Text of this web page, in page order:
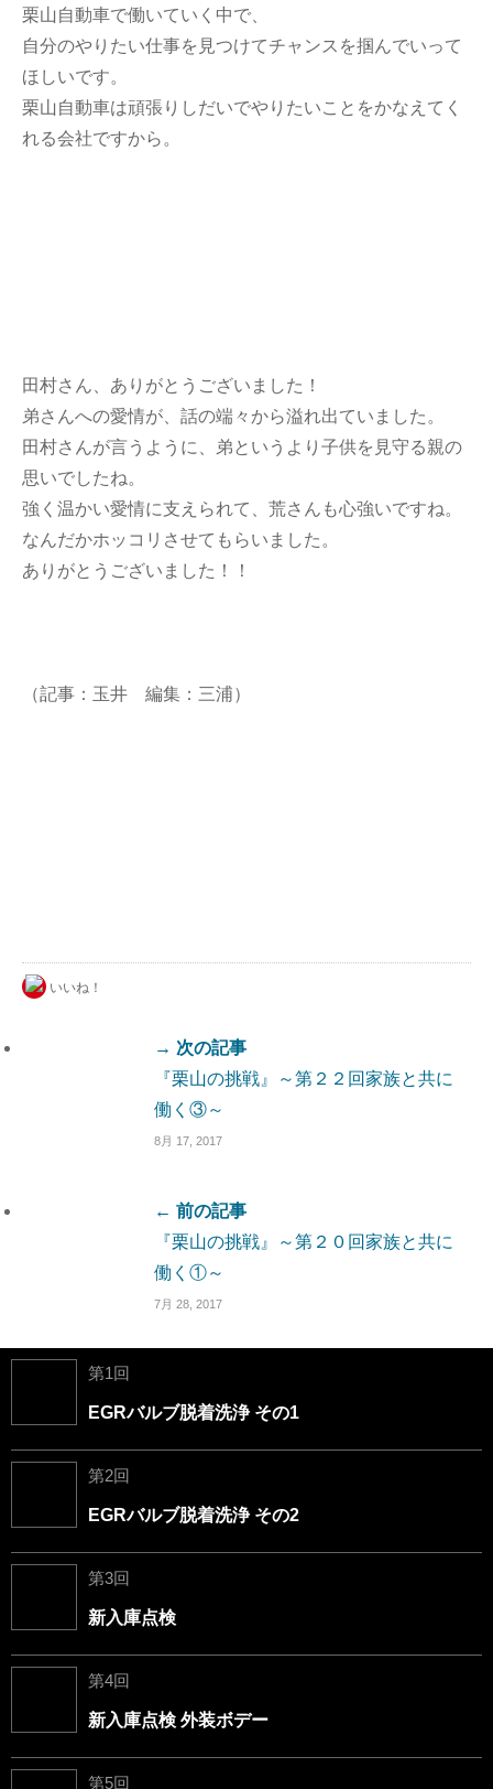
栗山自動車で働いていく中で、
自分のやりたい仕事を見つけてチャンスを掴んでいって
ほしいです。
栗山自動車は頑張りしだいでやりたいことをかなえてく
れる会社ですから。
田村さん、ありがとうございました！
弟さんへの愛情が、話の端々から溢れ出ていました。
田村さんが言うように、弟というより子供を見守る親の
思いでしたね。
強く温かい愛情に支えられて、荒さんも心強いですね。
なんだかホッコリさせてもらいました。
ありがとうございました！！
（記事：玉井 編集：三浦）
いいね！
→ 次の記事
『栗山の挑戦』～第２２回家族と共に
働く③～
8月 17, 2017
← 前の記事
『栗山の挑戦』～第２０回家族と共に
働く①～
7月 28, 2017
第1回
EGRバルブ脱着洗浄 その1
第2回
EGRバルブ脱着洗浄 その2
第3回
新入庫点検
第4回
新入庫点検 外装ボデー
第5回